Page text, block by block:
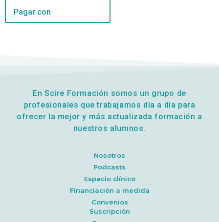
Pagar con
En Scire Formación somos un grupo de
profesionales que trabajamos día a día para
ofrecer la mejor y más actualizada formación a
nuestros alumnos.
Nosotros
Podcasts
Espacio clínico
Financiación a medida
Convenios
Suscripción